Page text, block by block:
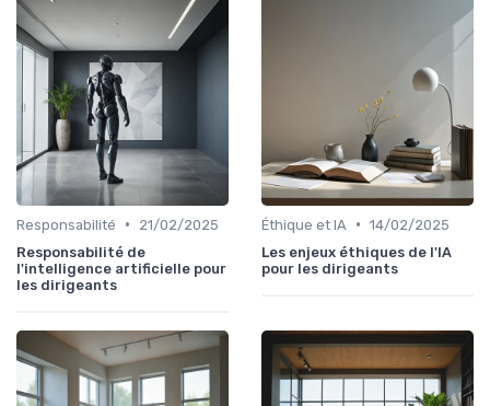
Responsabilité •
21/02/2025
Responsabilité de
l'intelligence artificielle pour
les dirigeants
Éthique et IA • 14/02/2025
Les enjeux éthiques de l'IA
pour les dirigeants